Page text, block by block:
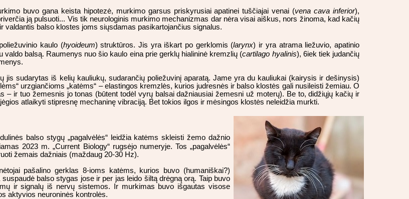
buvo gana keista hipotezė, murkimo garsus priskyrusiai apatinei tuščiajai venai (vena cava inferior),
ją pulsuoti... Vis tik neurologinis murkimo mechanizmas dar nėra visai aiškus, nors žinoma, kad kačių
balso klostes joms siųsdamas pasikartojančius signalus.
kaulo (hyoideum) struktūros. Jis yra iškart po gerklomis (larynx) ir yra atrama liežuvio, apatinio
balsą. Raumenys nuo šio kaulo eina prie gerklų hialininė kremzlių (cartilago hyalinis), 6iek tiek judančių
jis sudarytas iš kelių kauliukų, sudarančių poliežuvinį aparatą. Jame yra du kauliukai (kairysis ir dešinysis)
urzgiančioms „katėms“ – elastingos kremzlės, kurios judresnės ir balso klostės gali nusileisti žemiau. O
– ir tuo žemesnis jo tonas (būtent todėl vyrų balsai dažniausiai žemesni už moterų). Be to, didžiųjų kačių ir
atlaikyti stipresnę mechaninę vibraciją. Bet tokios ilgos ir mėsingos klostės neleidžia murkti.
balso stygų „pagalvėlės“ leidžia katėms skleisti žemo dažnio
2023 m. „Current Biology“ rugsėjo numeryje. Tos „pagalvėlės“
žemais dažniais (maždaug 20-30 Hz).
pašalino gerklas 8-ioms katėms, kurios buvo (humaniškai?)
balso stygas jose ir per jas leido šiltą drėgną orą. Taip buvo
ir signalų iš nervų sistemos. Ir murkimas buvo išgautas visose
aktyvios neuroninės kontrolės.